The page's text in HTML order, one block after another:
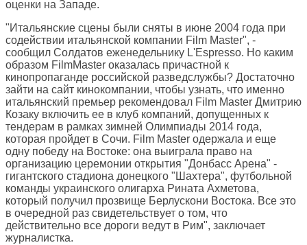
оценки на Западе.
"Итальянские сцены были сняты в июне 2004 года при
содействии итальянской компании Film Master", -
сообщил Солдатов еженедельнику L'Espresso. Но каким
образом FilmMaster оказалась причастной к
кинопропаганде российской разведслужбы? Достаточно
зайти на сайт кинокомпании, чтобы узнать, что именно
итальянский премьер рекомендовал Film Master Дмитрию
Козаку включить ее в клуб компаний, допущенных к
тендерам в рамках зимней Олимпиады 2014 года,
которая пройдет в Сочи. Film Master одержала и еще
одну победу на Востоке: она выиграла право на
организацию церемонии открытия "Донбасс Арена" -
гигантского стадиона донецкого "Шахтера", футбольной
команды украинского олигарха Рината Ахметова,
который получил прозвище Берлускони Востока. Все это
в очередной раз свидетельствует о том, что
действительно все дороги ведут в Рим", заключает
журналистка.